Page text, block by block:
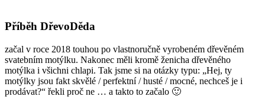
Příběh DřevoDěda
začal v roce 2018 touhou po vlastnoručně vyrobeném dřevěném
svatebním motýlku. Nakonec měli kromě ženicha dřevěného
motýlka i všichni chlapi. Tak jsme si na otázky typu: „Hej, ty
motýlky jsou fakt skvělé / perfektní / husté / mocné, nechceš je i
prodávat?“ řekli proč ne … a takto to začalo 🙂